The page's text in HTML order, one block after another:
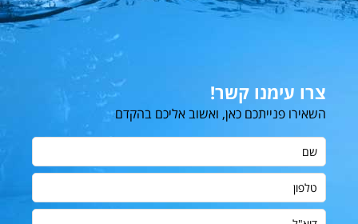
צרו עימנו קשר!
השאירו פנייתכם כאן, ואשוב אליכם בהקדם
שם
טלפון
דוא"ל